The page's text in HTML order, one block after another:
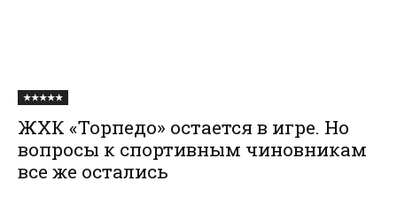
★★★★★
ЖХК «Торпедо» остается в игре. Но
вопросы к спортивным чиновникам
все же остались